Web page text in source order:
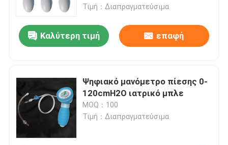
Τιμή：Διαπραγματεύσιμα
Καλύτερη τιμή επαφή
Ψηφιακό μανόμετρο πίεσης 0-
120cmH2O ιατρικό μπλε
MOQ：100
Τιμή：Διαπραγματεύσιμα